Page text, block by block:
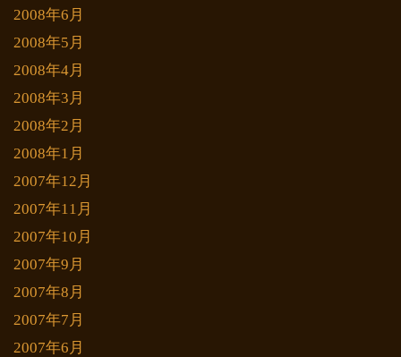
2008年6月
2008年5月
2008年4月
2008年3月
2008年2月
2008年1月
2007年12月
2007年11月
2007年10月
2007年9月
2007年8月
2007年7月
2007年6月